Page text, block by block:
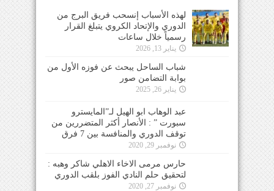
لهذه الأسباب إنسحب فريق البرج من
الدوري والإتحاد الكروي يتبلغ القرار
رسمياً خلال ساعات
يناير 13, 2026
شباب الساحل يبحث عن فوزه الأول من
بوابة التضامن صور
يناير 26, 2025
عبد الوهاب ابو الهيل لـ”المايسترو
سبورت ” : الأنصار أكثر المتضررين من
توقف الدوري والمنافسة بين 7 فرق
نوفمبر 29, 2020
حارس مرمى الاخاء الاهلي شاكر وهبه :
لتحقيق حلم النادي الفوز بلقب الدوري
نوفمبر 27, 2020